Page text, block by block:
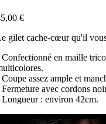
€
gilet cache-cœur qu'il
Confectionné en maille
Coupe assez ample et
Fermeture avec cordons
Longueur : environ 42cm.